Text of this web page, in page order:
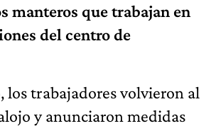
manteros que trabajan en
del centro de
los trabajadores volvieron al
y anunciaron medidas